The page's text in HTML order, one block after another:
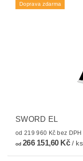
Doprava zdarma
SWORD EL
od 219 960 Kč bez DPH
od266 151,60 Kč/ ks